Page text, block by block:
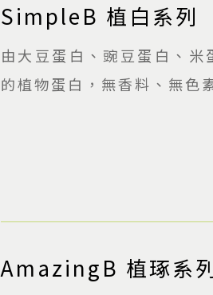
SimpleB 植白系列
由大豆蛋白、豌豆蛋白、
的植物蛋白，無香料、無色
AmazingB 植琢系